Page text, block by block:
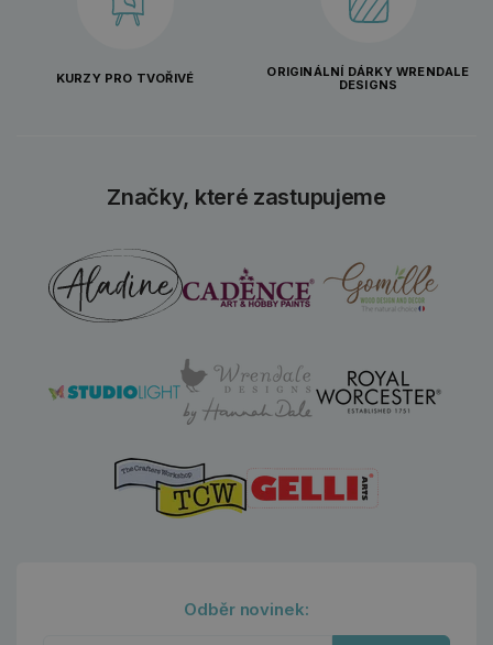
KURZY PRO TVOŘIVÉ
ORIGINÁLNÍ DÁRKY WRENDALE
DESIGNS
Značky, které zastupujeme
Odběr novinek: